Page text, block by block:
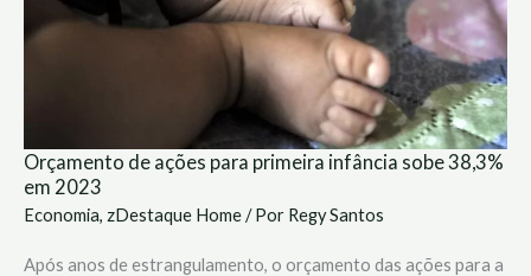
Orçamento de ações para primeira infância sobe 38,3%
em 2023
Economia, zDestaque Home/ Por Regy Santos
Após anos de estrangulamento, o orçamento das ações para a